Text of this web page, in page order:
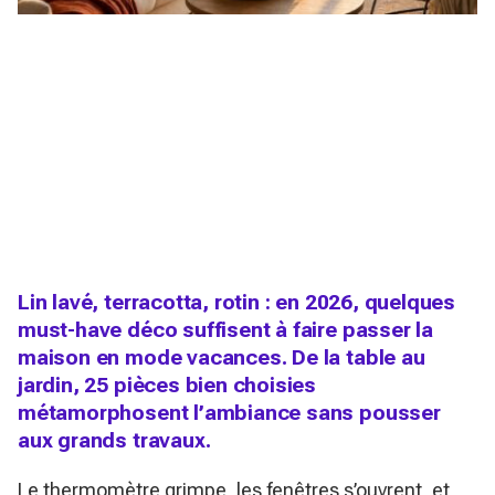
Lin lavé, terracotta, rotin : en 2026, quelques
must-have déco suffisent à faire passer la
maison en mode vacances. De la table au
jardin, 25 pièces bien choisies
métamorphosent l’ambiance sans pousser
aux grands travaux.
Le thermomètre grimpe, les fenêtres s’ouvrent, et